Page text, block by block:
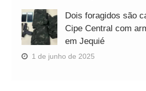
Dois foragidos são
Cipe Central com
em Jequié
1 de junho de 2025